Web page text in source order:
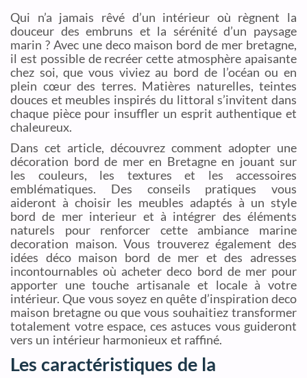
Qui n’a jamais rêvé d’un intérieur où règnent la
douceur des embruns et la sérénité d’un paysage
marin ? Avec une deco maison bord de mer bretagne,
il est possible de recréer cette atmosphère apaisante
chez soi, que vous viviez au bord de l’océan ou en
plein cœur des terres. Matières naturelles, teintes
douces et meubles inspirés du littoral s’invitent dans
chaque pièce pour insuffler un esprit authentique et
chaleureux.
Dans cet article, découvrez comment adopter une
décoration bord de mer en Bretagne en jouant sur
les couleurs, les textures et les accessoires
emblématiques. Des conseils pratiques vous
aideront à choisir les meubles adaptés à un style
bord de mer interieur et à intégrer des éléments
naturels pour renforcer cette ambiance marine
decoration maison. Vous trouverez également des
idées déco maison bord de mer et des adresses
incontournables où acheter deco bord de mer pour
apporter une touche artisanale et locale à votre
intérieur. Que vous soyez en quête d’inspiration deco
maison bretagne ou que vous souhaitiez transformer
totalement votre espace, ces astuces vous guideront
vers un intérieur harmonieux et raffiné.
Les caractéristiques de la